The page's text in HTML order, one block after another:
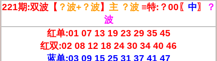
221期:双波【 ？波+？波】 主 ？波 ≡特: ？00 〖 中〗
？
波
红单:01 07 13 19 23 29 35 45
红双:02 08 12 18 24 30 34 40 46
蓝单:03 09 15 25 31 37 41 47